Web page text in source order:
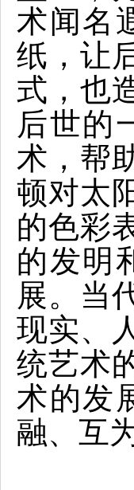
术闻名
纸，让
式，也
后世的
术，帮
顿对太
的色彩
的发明
展。当
现实、
统艺术
术的发
融、互